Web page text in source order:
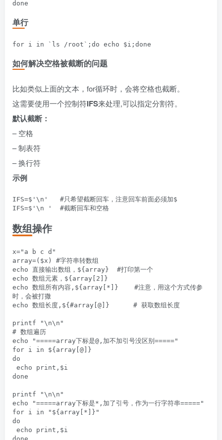
单行
如何解决空格被截断的问题
比如类似上面的文本，for循环时，会将空格也截断。
这需要使用一个控制符IFS来处理,可以指定分割符。
默认截断：
– 空格
– 制表符
– 换行符
示例
IFS=$'\n'   #只希望截断回车，注意回车前面必须加$
数组操作
x="a b c d"
array=($x) #字符串转数组
echo 直接输出数组，${array}  #打印第一个
echo 数组元素，${array[2]}
echo 数组所有内容,${array[*]}    #注意，用这个方式传参
时，会被打撒
echo 数组长度,${#array[@]}      # 获取数组长度
printf "\n\n"
# 数组遍历
echo "=====array下标是@,加不加引号没区别====="
for i in ${array[@]}
do
done
printf "\n\n"
echo "=====array下标是*,加了引号，作为一行字符串====="
for i in "${array[*]}"
do